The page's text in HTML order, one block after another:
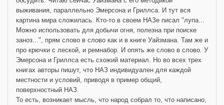
выживания, параллельно Эмерсона и Гриллса. И тут вся
картина мира сложилась. Кто-то в своем НАЗе писал "лупа...
Можно использовать для добычи огня, полезна при поиске
заноз...", прям слово в слово как и в книге Уайзмана. Там же и
про крючки с леской, и ремнабор. И опять же слово в слово. У
Эмерсона и Гриллса есть схожий материал. Но во всех трех
книгах авторы пишут, что НАЗ индивидуален для каждой
местности и условий, приводя в пример общий,
поверхностный НАЗ.
То есть, возникает мысль, что народ собрал то, что написано,